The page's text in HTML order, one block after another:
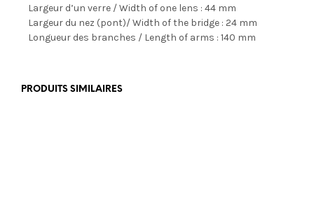
Largeur d’un verre / Width of one lens : 44 mm
Largeur du nez (pont)/ Width of the bridge : 24 mm
Longueur des branches / Length of arms : 140 mm
PRODUITS SIMILAIRES